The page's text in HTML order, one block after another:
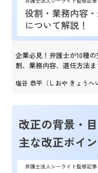
企業必見！弁護士が10種
割、業務内容、選任方法
塩谷 恭平（しおや きょうへ